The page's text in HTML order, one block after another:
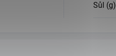
Sůl (g)